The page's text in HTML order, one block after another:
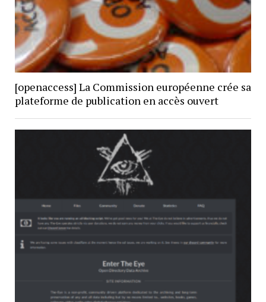
[openaccess] La Commission européenne crée sa
plateforme de publication en accès ouvert